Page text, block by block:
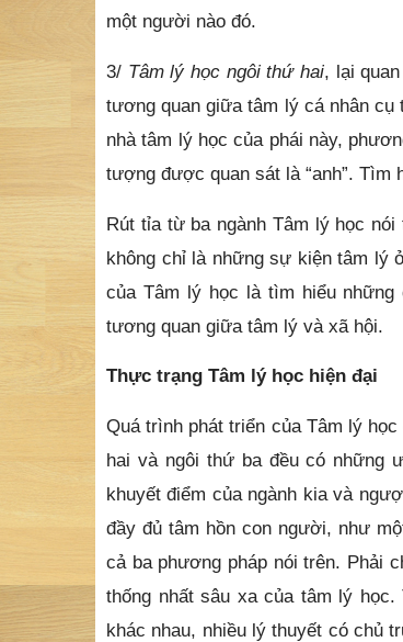
một người nào đó.
3/ Tâm lý học ngôi thứ hai, lại
tương quan giữa tâm lý cá nhân
nhà tâm lý học của phái này,
tượng được quan sát là “anh”.
Rút tỉa từ ba ngành Tâm lý học
không chỉ là những sự kiện tâm lý
của Tâm lý học là tìm hiểu
tương quan giữa tâm lý và xã hội.
Thực trạng Tâm lý học hiện đại
Quá trình phát triển của Tâm lý
hai và ngôi thứ ba đều có những
khuyết điểm của ngành kia và
đầy đủ tâm hồn con người, như
cả ba phương pháp nói trên. Phải
thống nhất sâu xa của tâm lý
khác nhau, nhiều lý thuyết có chủ